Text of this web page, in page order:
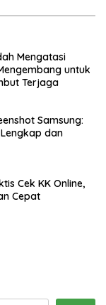
Mengatasi
untuk
Terjaga
Samsung:
dan
Cek KK Online,
Cepat